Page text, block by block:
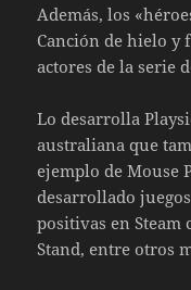
Además, los
Canción de hielo y
actores de la serie
Lo desarrolla
australiana que
ejemplo de Mouse
desarrollado
positivas en Steam
Stand, entre otros